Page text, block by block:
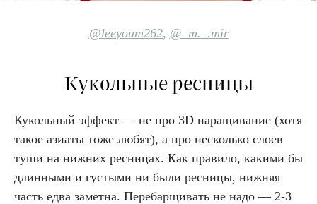
@leeyoum262, @_m._.mir
Кукольные ресницы
Кукольный эффект — не про 3D наращивание (хотя
такое азиаты тоже любят), а про несколько слоев
туши на нижних ресницах. Как правило, какими бы
длинными и густыми ни были ресницы, нижняя
часть едва заметна. Перебарщивать не надо — 2-3